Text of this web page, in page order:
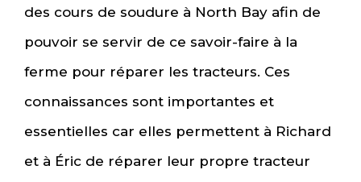
des cours de soudure à North Bay afin de
pouvoir se servir de ce savoir-faire à la
ferme pour réparer les tracteurs. Ces
connaissances sont importantes et
essentielles car elles permettent à Richard
et à Éric de réparer leur propre tracteur